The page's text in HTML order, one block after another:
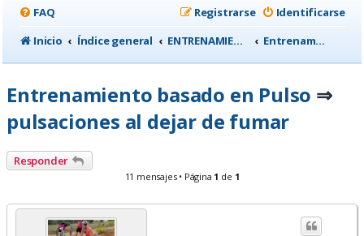
FAQ Identificarse
Registrarse
Inicio
Índice general ENTRENAMIENTO, medicina deportiva y nutrición Entrenamiento basado en Pulso
Entrenamiento basado en Pulso ⇒
pulsaciones al dejar de fumar
Responder
11 mensajes • Página 1 de 1